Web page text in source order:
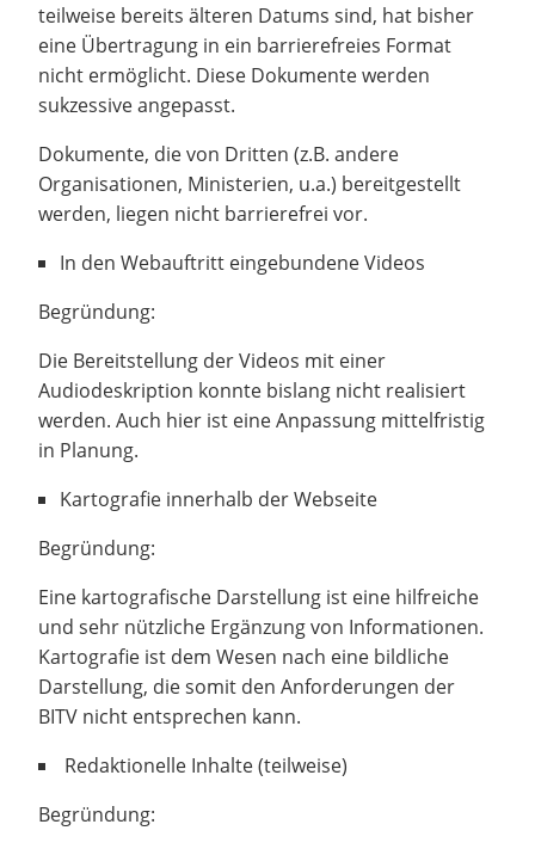
teilweise bereits älteren Datums sind, hat bisher
eine Übertragung in ein barrierefreies Format
nicht ermöglicht. Diese Dokumente werden
sukzessive angepasst.
Dokumente, die von Dritten (z.B. andere
Organisationen, Ministerien, u.a.) bereitgestellt
werden, liegen nicht barrierefrei vor.
In den Webauftritt eingebundene Videos
Begründung:
Die Bereitstellung der Videos mit einer
Audiodeskription konnte bislang nicht realisiert
werden. Auch hier ist eine Anpassung mittelfristig
in Planung.
Kartografie innerhalb der Webseite
Begründung:
Eine kartografische Darstellung ist eine hilfreiche
und sehr nützliche Ergänzung von Informationen.
Kartografie ist dem Wesen nach eine bildliche
Darstellung, die somit den Anforderungen der
BITV nicht entsprechen kann.
Redaktionelle Inhalte (teilweise)
Begründung: